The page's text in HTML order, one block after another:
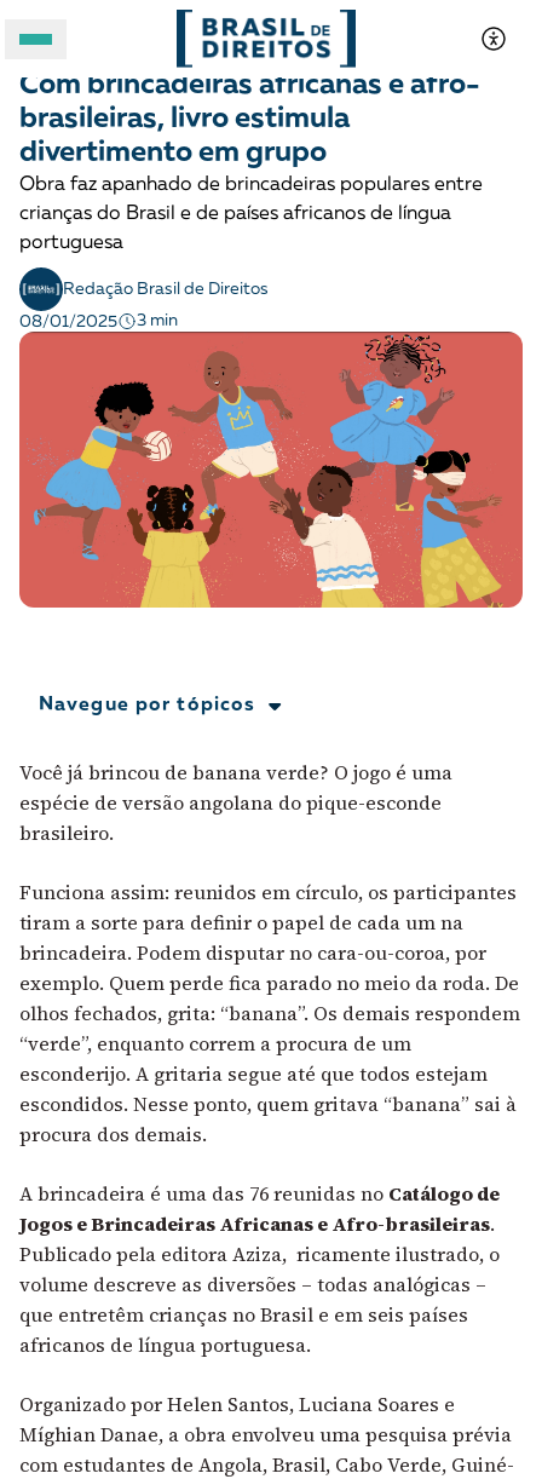
A BRASIL DE DIREITOS
FORMATOS
Apoie a Brasil de Direitos
A [BD] conta as histórias de quem defende
direitos humanos no Brasil. Para continuar,
CRIANÇAS E ADOLESCENTES
Notícias
Com brincadeiras africanas e afro-
brasileiras, livro estimula
divertimento em grupo
Obra faz apanhado de brincadeiras populares entre
crianças do Brasil e de países africanos de língua
portuguesa
Redação Brasil de Direitos
08/01/2025
3 min
Navegue por tópicos
Você já brincou de banana verde? O jogo é uma
espécie de versão angolana do pique-esconde
brasileiro.
Funciona assim: reunidos em círculo, os participantes
tiram a sorte para definir o papel de cada um na
brincadeira. Podem disputar no cara-ou-coroa, por
exemplo. Quem perde fica parado no meio da roda. De
olhos fechados, grita: “banana”. Os demais respondem
“verde”, enquanto correm a procura de um
esconderijo. A gritaria segue até que todos estejam
escondidos. Nesse ponto, quem gritava “banana” sai à
procura dos demais.
A brincadeira é uma das 76 reunidas no Catálogo de
Jogos e Brincadeiras Africanas e Afro-brasileiras.
Publicado pela editora Aziza, ricamente ilustrado, o
volume descreve as diversões – todas analógicas –
que entretêm crianças no Brasil e em seis países
africanos de língua portuguesa.
Organizado por Helen Santos, Luciana Soares e
Míghian Danae, a obra envolveu uma pesquisa prévia
com estudantes de Angola, Brasil, Cabo Verde, Guiné-